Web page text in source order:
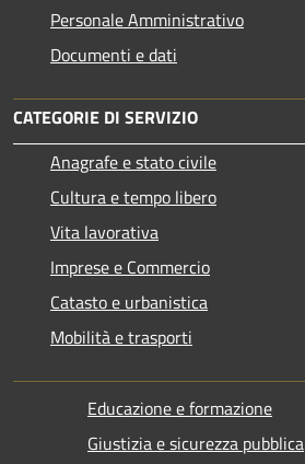
Personale Amministrativo
Documenti e dati
CATEGORIE DI SERVIZIO
Anagrafe e stato civile
Cultura e tempo libero
Vita lavorativa
Imprese e Commercio
Catasto e urbanistica
Mobilità e trasporti
Educazione e formazione
Giustizia e sicurezza pubblica